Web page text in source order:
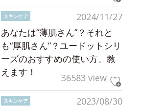
2024/11/27
スキンケア
あなたは“薄肌さん”？それと
も“厚肌さん”？ユードットシリ
ーズのおすすめの使い方、教
えます！
36583 view
2023/08/30
スキンケア